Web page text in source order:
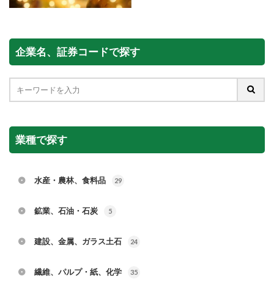
企業名、証券コードで探す
業種で探す
水産・農林、食料品 29
鉱業、石油・石炭 5
建設、金属、ガラス土石 24
繊維、パルプ・紙、化学 35